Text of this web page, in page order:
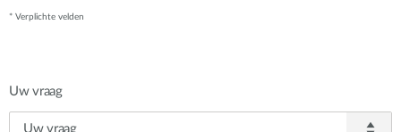
* Verplichte velden
Uw vraag